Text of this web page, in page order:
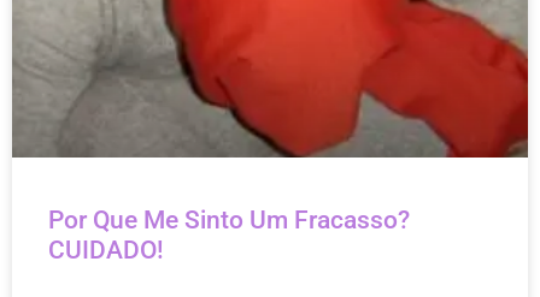
Por Que Me Sinto Um Fracasso?
CUIDADO!